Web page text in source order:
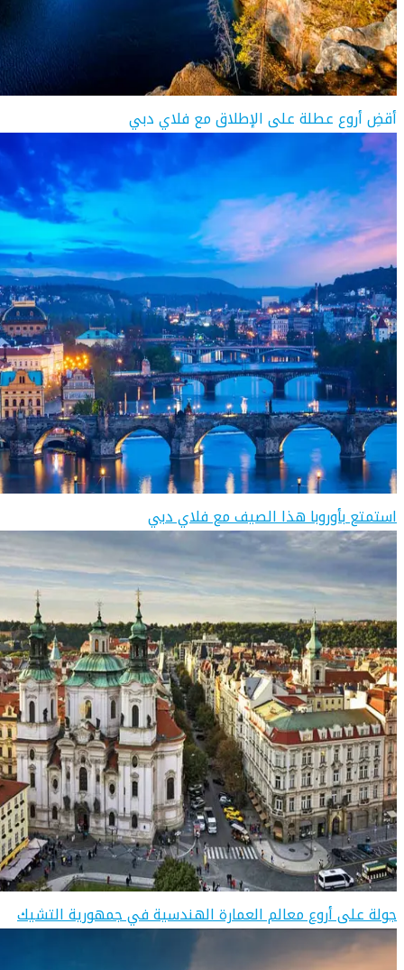
أقضِ أروع عطلة على الإطلاق مع فلاي دبي
استمتع بأوروبا هذا الصيف مع فلاي دبي
جولة على أروع معالم العمارة الهندسية في جمهورية التشيك